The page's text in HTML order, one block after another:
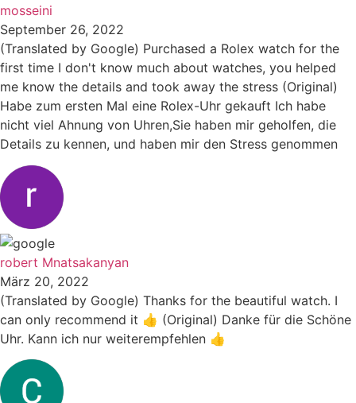
mosseini
September 26, 2022
(Translated by Google) Purchased a Rolex watch for the
first time I don't know much about watches, you helped
me know the details and took away the stress (Original)
Habe zum ersten Mal eine Rolex-Uhr gekauft Ich habe
nicht viel Ahnung von Uhren,Sie haben mir geholfen, die
Details zu kennen, und haben mir den Stress genommen
robert Mnatsakanyan
März 20, 2022
(Translated by Google) Thanks for the beautiful watch. I
can only recommend it 👍 (Original) Danke für die Schöne
Uhr. Kann ich nur weiterempfehlen 👍